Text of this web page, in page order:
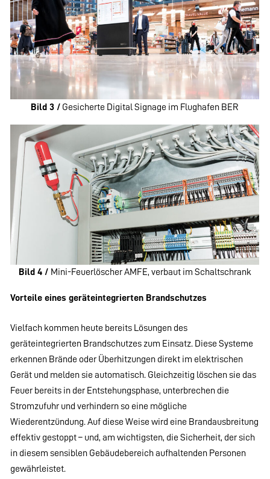
Bild 3 / Gesicherte Digital Signage im Flughafen BER
Bild 4 / Mini-Feuerlöscher AMFE, verbaut im Schaltschrank
Vorteile eines geräteintegrierten Brandschutzes
Vielfach kommen heute bereits Lösungen des
geräteintegrierten Brandschutzes zum Einsatz. Diese Systeme
erkennen Brände oder Überhitzungen direkt im elektrischen
Gerät und melden sie automatisch. Gleichzeitig löschen sie das
Feuer bereits in der Entstehungsphase, unterbrechen die
Stromzufuhr und verhindern so eine mögliche
Wiederentzündung. Auf diese Weise wird eine Brandausbreitung
effektiv gestoppt – und, am wichtigsten, die Sicherheit, der sich
in diesem sensiblen Gebäudebereich aufhaltenden Personen
gewährleistet.